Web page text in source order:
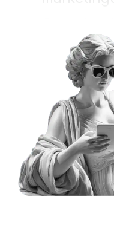
Firmy
Instytucje
Firmy